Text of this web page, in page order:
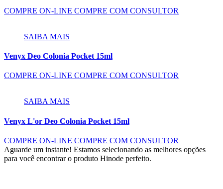
COMPRE ON-LINE COMPRE COM CONSULTOR
SAIBA MAIS
Venyx Deo Colonia Pocket 15ml
COMPRE ON-LINE COMPRE COM CONSULTOR
SAIBA MAIS
Venyx L'or Deo Colonia Pocket 15ml
COMPRE ON-LINE COMPRE COM CONSULTOR
Aguarde um instante! Estamos selecionando as melhores opções
para você encontrar o produto Hinode perfeito.